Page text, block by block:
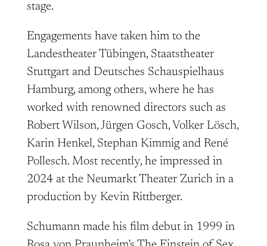
stage.
Engagements have taken him to the
Landestheater Tübingen, Staatstheater
Stuttgart and Deutsches Schauspielhaus
Hamburg, among others, where he has
worked with renowned directors such as
Robert Wilson, Jürgen Gosch, Volker Lösch,
Karin Henkel, Stephan Kimmig and René
Pollesch. Most recently, he impressed in
2024 at the Neumarkt Theater Zurich in a
production by Kevin Rittberger.
Schumann made his film debut in 1999 in